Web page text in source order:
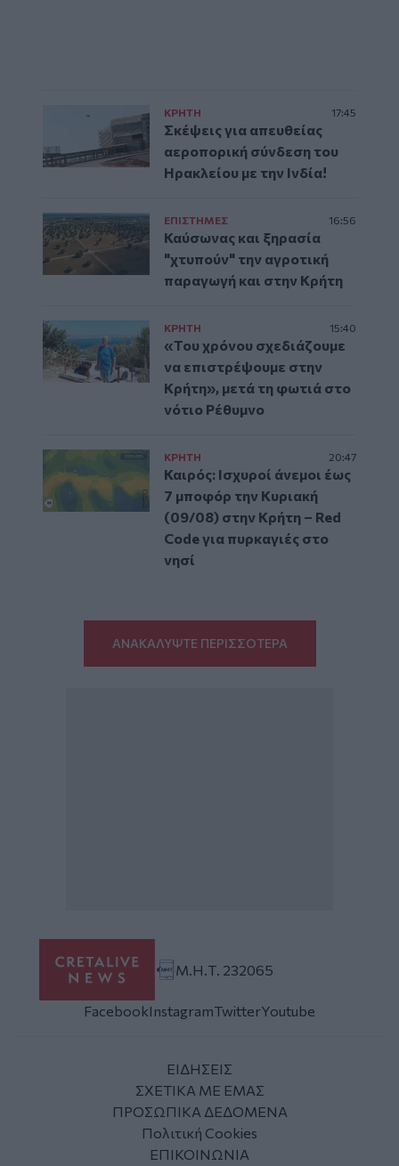
ΚΡΗΤΗ 17:45
Σκέψεις για απευθείας
αεροπορική σύνδεση του
Ηρακλείου με την Ινδία!
ΕΠΙΣΤΗΜΕΣ 16:56
Καύσωνας και ξηρασία
"χτυπούν" την αγροτική
παραγωγή και στην Κρήτη
ΚΡΗΤΗ 15:40
«Του χρόνου σχεδιάζουμε
να επιστρέψουμε στην
Κρήτη», μετά τη φωτιά στο
νότιο Ρέθυμνο
ΚΡΗΤΗ 20:47
Καιρός: Ισχυροί άνεμοι έως
7 μποφόρ την Κυριακή
(09/08) στην Κρήτη – Red
Code για πυρκαγιές στο
νησί
ΑΝΑΚΑΛΥΨΤΕ ΠΕΡΙΣΣΟΤΕΡΑ
Μ.Η.Τ. 232065
FacebookInstagramTwitterYoutube
ΕΙΔΗΣΕΙΣ
ΣΧΕΤΙΚΑ ΜΕ ΕΜΑΣ
ΠΡΟΣΩΠΙΚΑ ΔΕΔΟΜΕΝΑ
Πολιτική Cookies
ΕΠΙΚΟΙΝΩΝΙΑ